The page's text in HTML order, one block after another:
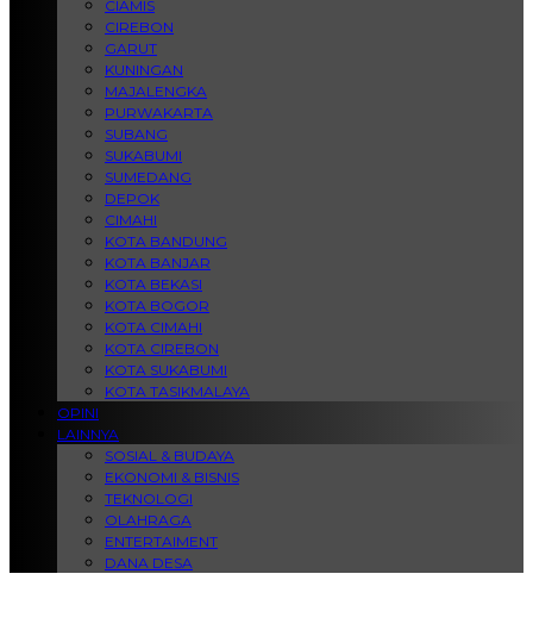
CIAMIS
CIREBON
GARUT
KUNINGAN
MAJALENGKA
PURWAKARTA
SUBANG
SUKABUMI
SUMEDANG
DEPOK
CIMAHI
KOTA BANDUNG
KOTA BANJAR
KOTA BEKASI
KOTA BOGOR
KOTA CIMAHI
KOTA CIREBON
KOTA SUKABUMI
KOTA TASIKMALAYA
OPINI
LAINNYA
SOSIAL & BUDAYA
EKONOMI & BISNIS
TEKNOLOGI
OLAHRAGA
ENTERTAIMENT
DANA DESA